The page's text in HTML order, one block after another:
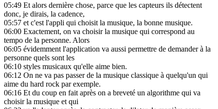
05:49 Et alors dernière chose, parce que les capteurs ils détectent
donc, je dirais, la cadence,
05:57 et c'est l'appli qui choisit la musique, la bonne musique.
06:00 Exactement, on va choisir la musique qui correspond au
tempo de la personne. Alors
06:05 évidemment l'application va aussi permettre de demander à la
personne quels sont les
06:10 styles musicaux qu'elle aime bien.
06:12 On ne va pas passer de la musique classique à quelqu'un qui
aime du hard rock par exemple.
06:16 Et du coup en fait après on a breveté un algorithme qui va
choisir la musique et qui